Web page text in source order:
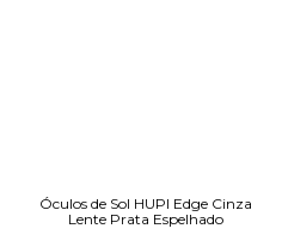
Óculos de Sol HUPI Edge Cinza
Lente Prata Espelhado